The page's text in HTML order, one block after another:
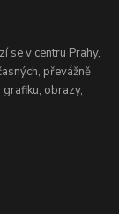
se v centru Prahy,
převážně
obrazy,